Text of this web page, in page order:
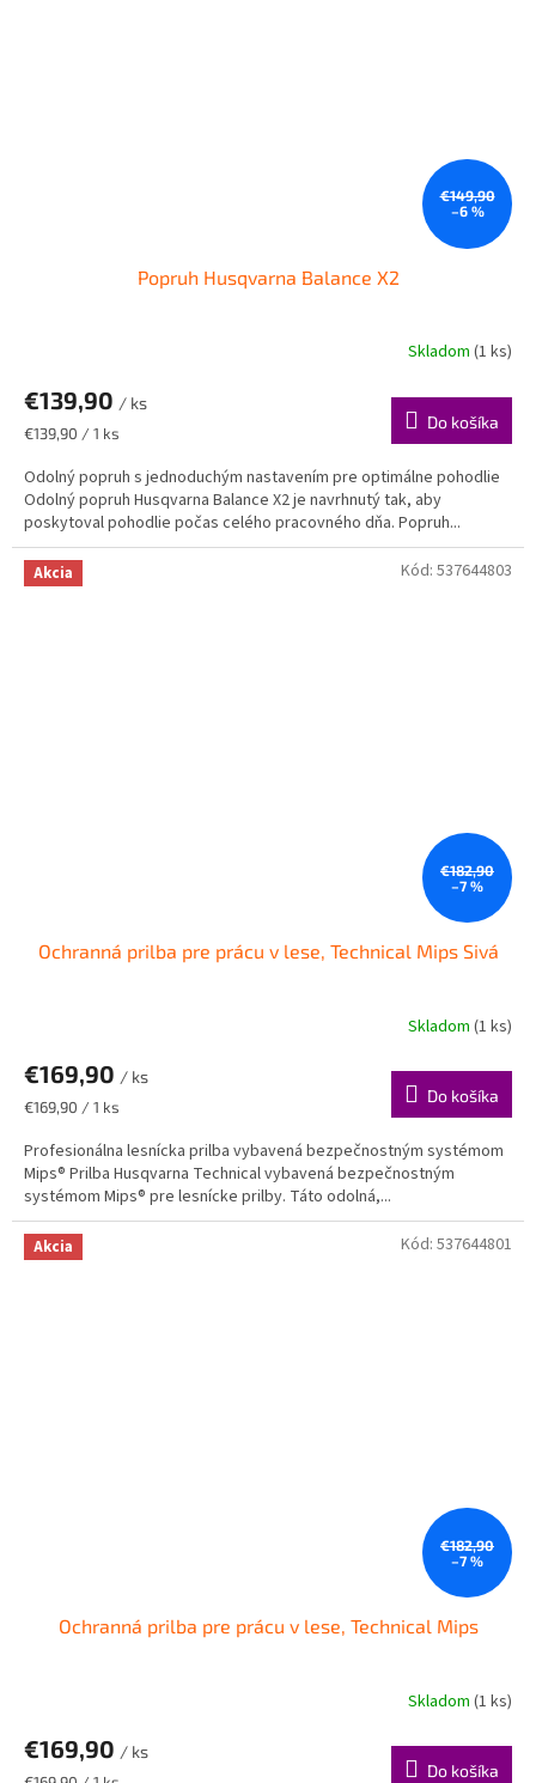
€149,90
–6 %
Popruh Husqvarna Balance X2
Skladom (1 ks)
€139,90 / ks
Jednotková
€139,90 / 1 ks
Do košíka
Odolný popruh s jednoduchým nastavením pre optimálne pohodlie
Odolný popruh Husqvarna Balance X2 je navrhnutý tak, aby
poskytoval pohodlie počas celého pracovného dňa. Popruh...
Akcia
€182,90
–7 %
Ochranná prilba pre prácu v lese, Technical Mips Sivá
Skladom (1 ks)
€169,90 / ks
Jednotková
€169,90 / 1 ks
Do košíka
Profesionálna lesnícka prilba vybavená bezpečnostným systémom
Mips® Prilba Husqvarna Technical vybavená bezpečnostným
systémom Mips® pre lesnícke prilby. Táto odolná,...
Kód: 537644803
Akcia
€182,90
–7 %
Ochranná prilba pre prácu v lese, Technical Mips
Skladom (1 ks)
€169,90 / ks
Do košíka
Kód: 537644801